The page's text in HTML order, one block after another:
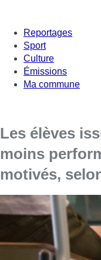
Reportages
Sport
Culture
Émissions
Ma commune
Les élèves
moins
motivés,